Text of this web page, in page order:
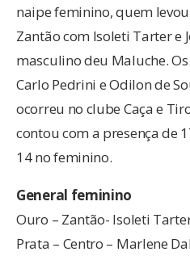
naipe feminino, quem
Zantão com Isoleti Tarter e
masculino deu Maluche.
Carlo Pedrini e Odilon de
ocorreu no clube Caça e
contou com a presença de
14 no feminino.
General feminino
Ouro – Zantão- Isoleti
Prata – Centro – Marlene